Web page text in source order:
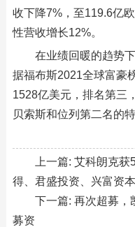
收下降7%，至119.6亿
性营收增长12%。
在业绩回暖的趋势
据福布斯2021全球富豪
1528亿美元，排名第三
贝索斯和位列第二名的
上一篇: 艾科朗克获
得、君盛投资、兴富资
下一篇: 再次超募，
募资